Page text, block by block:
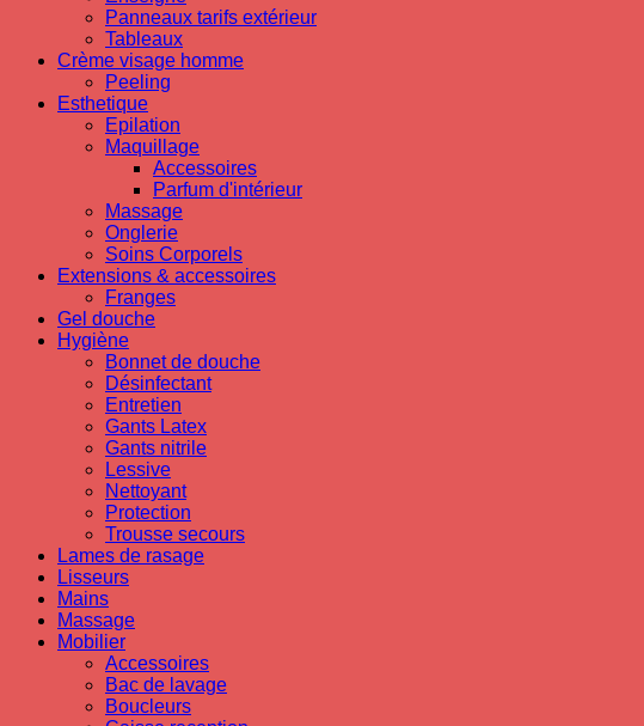
Panneaux tarifs extérieur
Tableaux
Crème visage homme
Peeling
Esthetique
Epilation
Maquillage
Accessoires
Parfum d'intérieur
Massage
Onglerie
Soins Corporels
Extensions & accessoires
Franges
Gel douche
Hygiène
Bonnet de douche
Désinfectant
Entretien
Gants Latex
Gants nitrile
Lessive
Nettoyant
Protection
Trousse secours
Lames de rasage
Lisseurs
Mains
Massage
Mobilier
Accessoires
Bac de lavage
Boucleurs